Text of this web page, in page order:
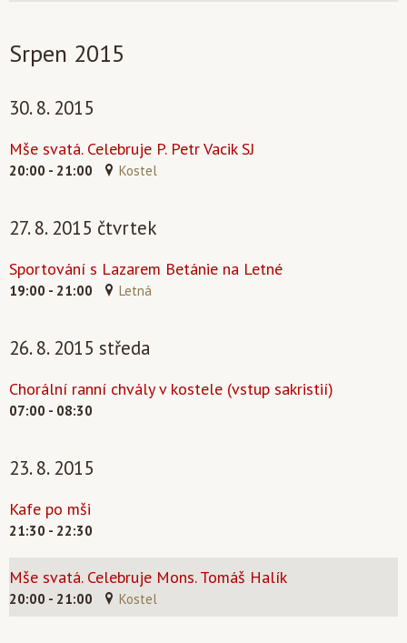
Srpen 2015
30. 8. 2015
Mše svatá. Celebruje P. Petr Vacik SJ
20:00 - 21:00 Kostel
27. 8. 2015 čtvrtek
Sportování s Lazarem Betánie na Letné
19:00 - 21:00 Letná
26. 8. 2015 středa
Chorální ranní chvály v kostele (vstup sakristií)
07:00 - 08:30
23. 8. 2015
Kafe po mši
21:30 - 22:30
Mše svatá. Celebruje Mons. Tomáš Halík
20:00 - 21:00 Kostel